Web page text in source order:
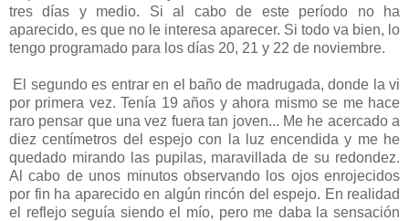
tres días y medio. Si al cabo de este período no ha
aparecido, es que no le interesa aparecer. Si todo va bien, lo
tengo programado para los días 20, 21 y 22 de noviembre.
El segundo es entrar en el baño de madrugada, donde la vi
por primera vez. Tenía 19 años y ahora mismo se me hace
raro pensar que una vez fuera tan joven... Me he acercado a
diez centímetros del espejo con la luz encendida y me he
quedado mirando las pupilas, maravillada de su redondez.
Al cabo de unos minutos observando los ojos enrojecidos
por fin ha aparecido en algún rincón del espejo. En realidad
el reflejo seguía siendo el mío, pero me daba la sensación